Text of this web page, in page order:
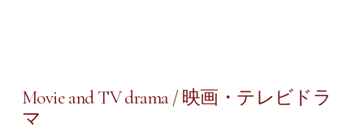
Movie and TV drama / 映画・テレビドラ
マ